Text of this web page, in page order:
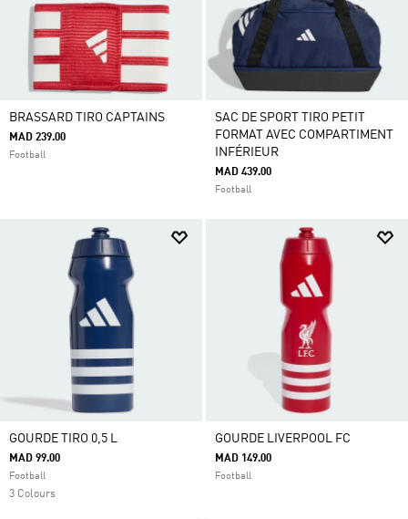
BRASSARD TIRO CAPTAINS
MAD 239.00
Football
SAC DE SPORT TIRO PETIT
FORMAT AVEC COMPARTIMENT
INFÉRIEUR
MAD 439.00
Football
GOURDE TIRO 0,5 L
MAD 99.00
Football
3 Colours
GOURDE LIVERPOOL FC
MAD 149.00
Football